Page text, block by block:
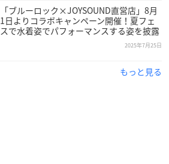
「ブルーロック×JOYSOUND直営店」8月
1日よりコラボキャンペーン開催！夏フェ
スで水着姿でパフォーマンスする姿を披露
2025年7月25日
もっと見る